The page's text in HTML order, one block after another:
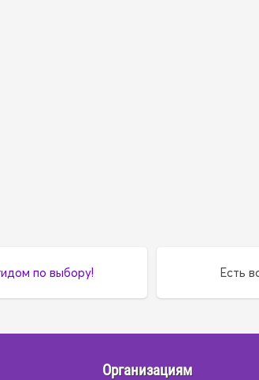
по выбору! Есть
Организациям